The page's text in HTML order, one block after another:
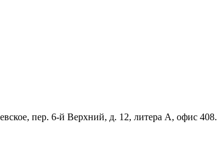
пер. 6-й Верхний, д. 12, литера А, офис 408.